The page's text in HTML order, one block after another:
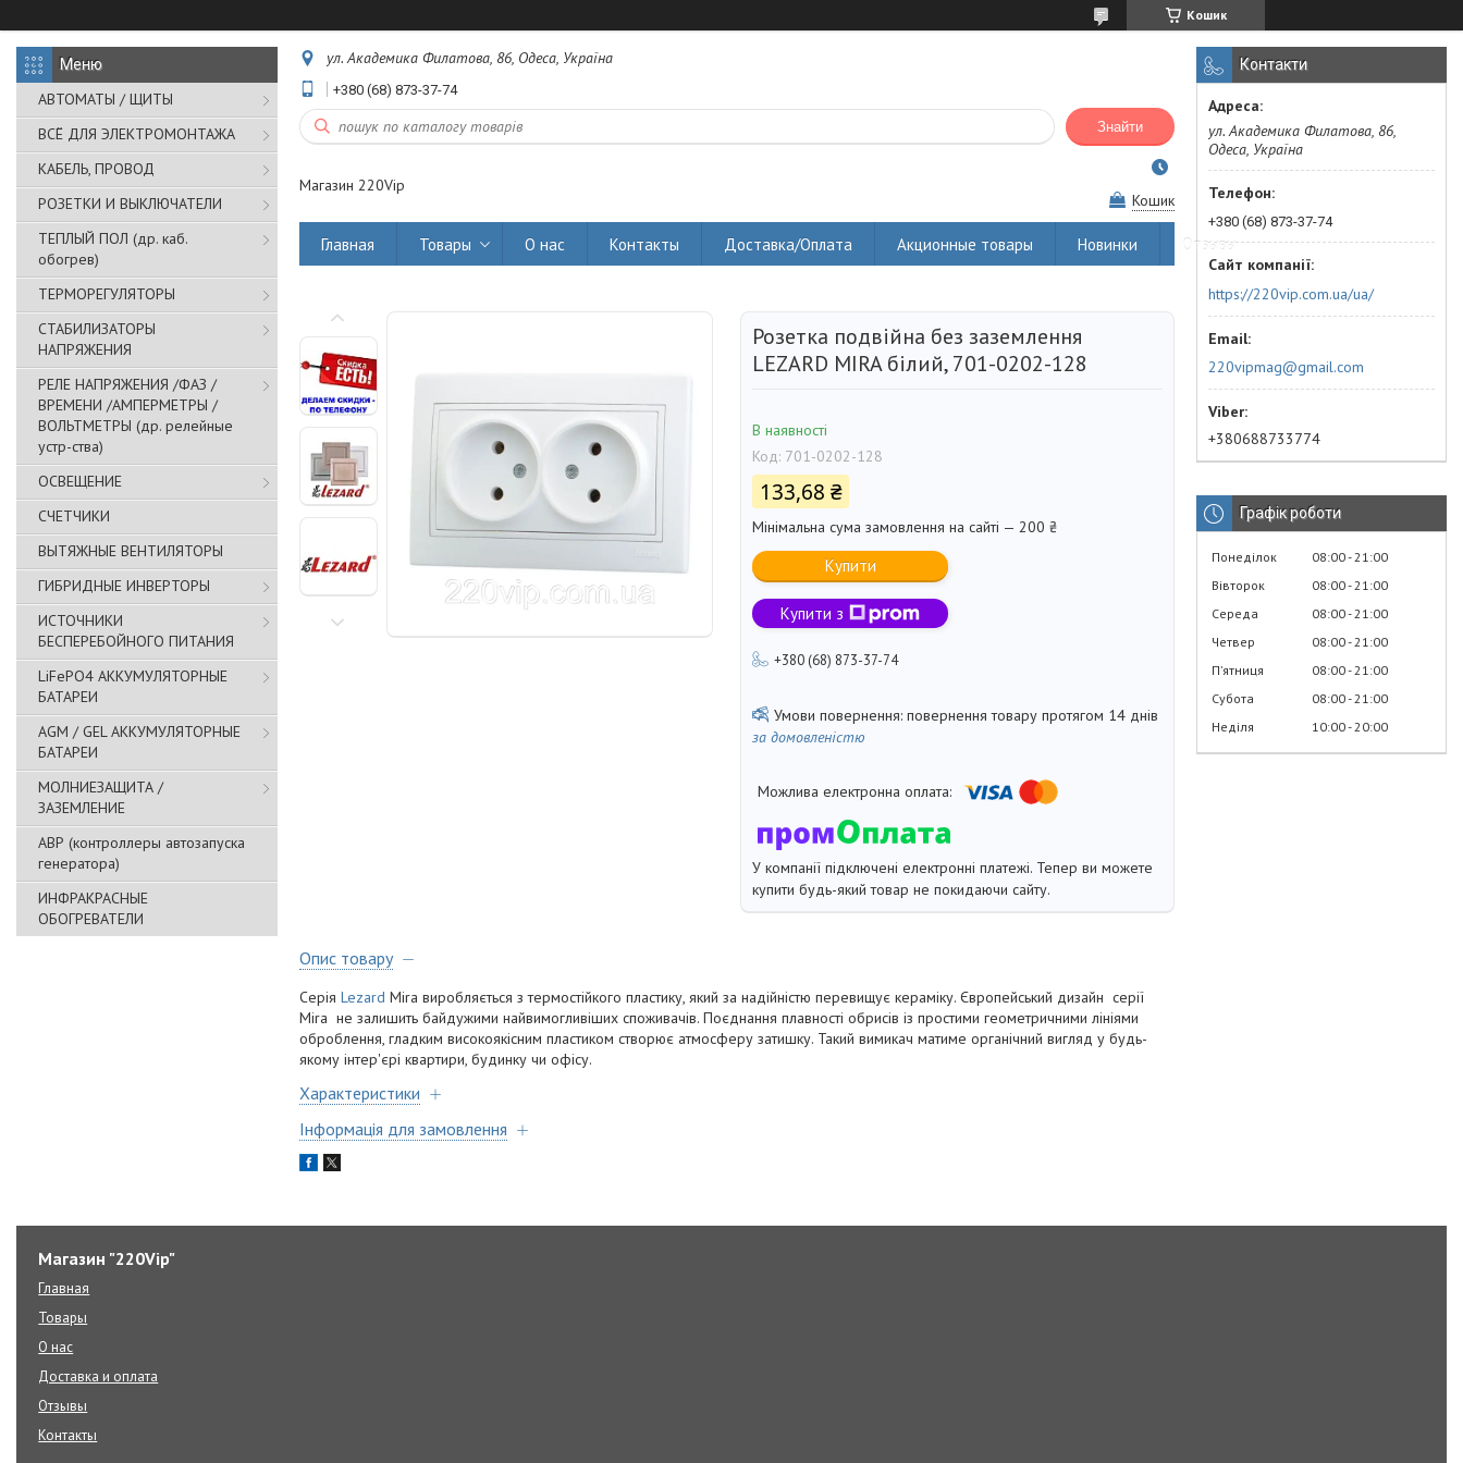
Кошик
АВТОМАТЫ / ЩИТЫ
ВСЁ ДЛЯ ЭЛЕКТРОМОНТАЖА
КАБЕЛЬ, ПРОВОД
РОЗЕТКИ И ВЫКЛЮЧАТЕЛИ
ТЕПЛЫЙ ПОЛ (др. каб.
обогрев)
ТЕРМОРЕГУЛЯТОРЫ
СТАБИЛИЗАТОРЫ
НАПРЯЖЕНИЯ
РЕЛЕ НАПРЯЖЕНИЯ /ФАЗ /
ВРЕМЕНИ /АМПЕРМЕТРЫ /
ВОЛЬТМЕТРЫ (др. релейные
устр-ства)
ОСВЕЩЕНИЕ
СЧЕТЧИКИ
ВЫТЯЖНЫЕ ВЕНТИЛЯТОРЫ
ГИБРИДНЫЕ ИНВЕРТОРЫ
ИСТОЧНИКИ
БЕСПЕРЕБОЙНОГО ПИТАНИЯ
LiFePO4 АККУМУЛЯТОРНЫЕ
БАТАРЕИ
AGM / GEL АККУМУЛЯТОРНЫЕ
БАТАРЕИ
МОЛНИЕЗАЩИТА /
ЗАЗЕМЛЕНИЕ
АВР (контроллеры автозапуска
генератора)
ИНФРАКРАСНЫЕ
ОБОГРЕВАТЕЛИ
ул. Академика Филатова, 86, Одеса, Україна
+380 (68) 873-37-74
Знайти
Магазин 220Vip
Кошик
Главная Товары О нас Контакты Доставка/Оплата Акционные товары Новинки Отзывы
Розетка подвійна без заземлення
LEZARD MIRA білий, 701-0202-128
В наявності
Код: 701-0202-128
133,68 ₴
Мінімальна сума замовлення на сайті — 200 ₴
Купити
Купити з
+380 (68) 873-37-74
повернення товару протягом 14 днів
за домовленістю
У компанії підключені електронні платежі. Тепер ви можете
купити будь-який товар не покидаючи сайту.
Опис товару
Серія Lezard Mira виробляється з термостійкого пластику, який за надійністю перевищує кераміку. Європейський дизайн серії
Mira не залишить байдужими найвимогливіших споживачів. Поєднання плавності обрисів із простими геометричними лініями
оброблення, гладким високоякісним пластиком створює атмосферу затишку. Такий вимикач матиме органічний вигляд у будь-
якому інтер'єрі квартири, будинку чи офісу.
Характеристики
Інформація для замовлення
Контакти
ул. Академика Филатова, 86,
Одеса, Україна
+380 (68) 873-37-74
https://220vip.com.ua/ua/
220vipmag@gmail.com
+380688733774
Графік роботи
Понеділок 08:00 21:00
Вівторок
08:00 21:00
Середа
08:00 21:00
Четвер
08:00 21:00
Пʼятниця
08:00 21:00
Субота
08:00 21:00
Неділя
10:00 20:00
Магазин "220Vip"
Главная
Товары
О нас
Доставка и оплата
Отзывы
Контакты